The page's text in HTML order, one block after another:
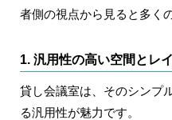
者側の視点から見ると多く
1. 汎用性の高い空間とレ
貸し会議室は、そのシンプ
る汎用性が魅力です。